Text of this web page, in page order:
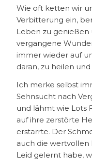
Wie oft ketten wir
Verbitterung ein,
Leben zu genießen
vergangene
immer wieder auf
daran, zu heilen
Ich merke selbst
Sehnsucht nach
und lähmt wie Lots
auf ihre zerstörte
erstarrte. Der
auch die wertvollen
Leid gelernt habe,